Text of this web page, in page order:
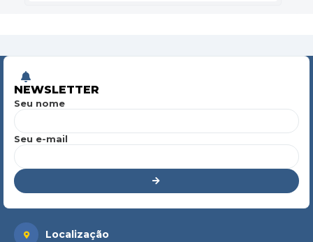
NEWSLETTER
Seu nome
Seu e-mail
Localização